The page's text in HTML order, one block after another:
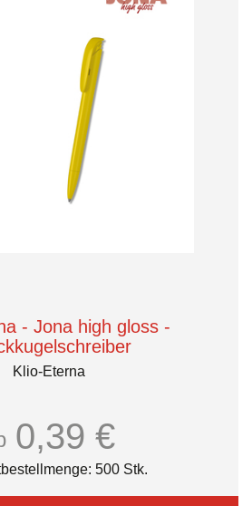
- Jona high gloss -
Klio-Eterna
0,39 €
500 Stk.